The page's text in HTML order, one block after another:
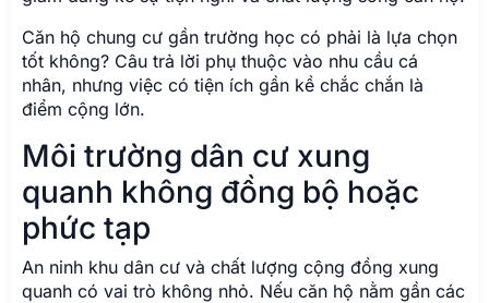
Căn hộ chung cư gần trường học có phải là lựa chọn
tốt không? Câu trả lời phụ thuộc vào nhu cầu cá
nhân, nhưng việc có tiện ích gần kề chắc chắn là
điểm cộng lớn.
Môi trường dân cư xung
quanh không đồng bộ hoặc
phức tạp
An ninh khu dân cư và chất lượng cộng đồng xung
quanh có vai trò không nhỏ. Nếu căn hộ nằm gần các